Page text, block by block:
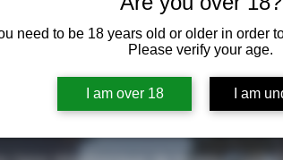
need to be 18 years old or older in order
Please verify your age.
I am over 18 I am
reconstruction.
Pour toute demande, merci de